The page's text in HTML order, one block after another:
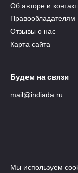
Об авторе и
Правообладателям
Отзывы о нас
Карта сайта
Будем на связи
mail@indiada.ru
Мы используем